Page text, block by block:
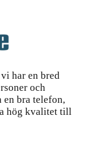
har en bred
och
bra telefon,
hög kvalitet till